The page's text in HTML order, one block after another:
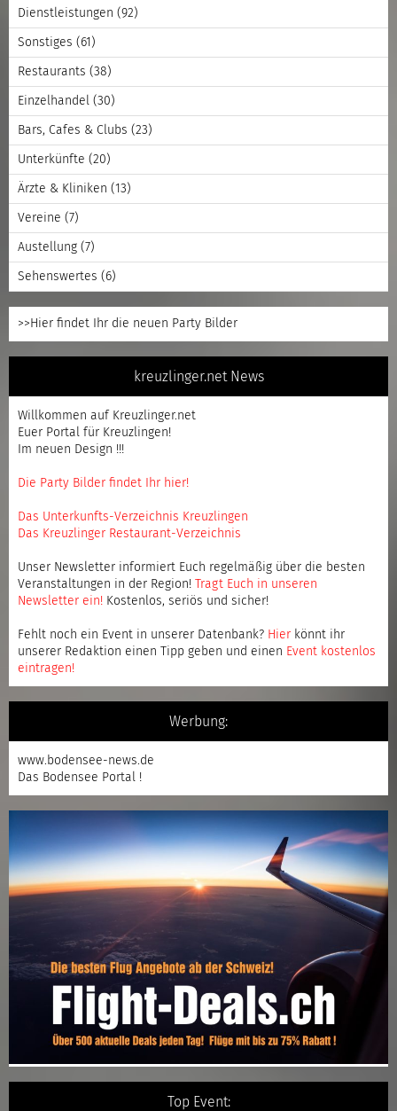
Dienstleistungen (92)
Sonstiges (61)
Restaurants (38)
Einzelhandel (30)
Bars, Cafes & Clubs (23)
Unterkünfte (20)
Ärzte & Kliniken (13)
Vereine (7)
Austellung (7)
Sehenswertes (6)
>>Hier findet Ihr die neuen Party Bilder
kreuzlinger.net News
Willkommen auf Kreuzlinger.net
Euer Portal für Kreuzlingen!
Im neuen Design !!!
Die Party Bilder findet Ihr hier!
Das Unterkunfts-Verzeichnis Kreuzlingen
Das Kreuzlinger Restaurant-Verzeichnis
Unser Newsletter informiert Euch regelmäßig über die besten
Veranstaltungen in der Region!
Tragt Euch in unseren
Newsletter ein! Kostenlos, seriös und sicher!
Fehlt noch ein Event in unserer Datenbank? Hier könnt ihr
unserer Redaktion einen Tipp geben und einen Event kostenlos
eintragen!
Werbung:
www.bodensee-news.de
Das Bodensee Portal !
Top Event: